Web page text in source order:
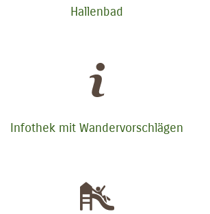
Hallenbad
Infothek mit Wandervorschlägen